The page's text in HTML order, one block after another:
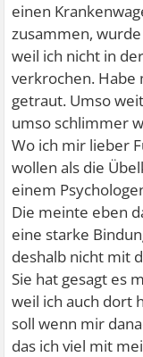
einen
zusammen,
weil ich nicht in
verkrochen. Habe
getraut. Umso
umso schlimmer
Wo ich mir lieber
wollen als die
einem
Die meinte eben
eine starke
deshalb nicht mit
Sie hat gesagt es
weil ich auch dort
soll wenn mir
das ich viel mit